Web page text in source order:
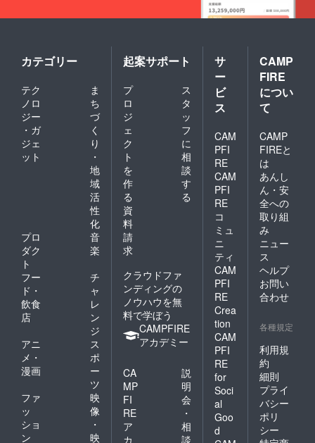
カテゴリー
テク
ノロ
ジー
・ガ
ジェ
ット
ま
ち
づ
く
り
・
地
域
活
性
化
プロ
ダク
ト
音
楽
フー
ド・
飲食
店
チ
ャ
レ
ン
ジ
アニ
メ・
漫画
ス
ポ
ー
ツ
ファ
ッ
ショ
ン
映
像
・
映
起案サポート
プ
ロ
ジ
ェ
ク
ト
を
作
る
ス
タ
ッ
フ
に
相
談
す
る
資
料
請
求
クラウドファ
ンディングの
ノウハウを無
料で学ぼう
CAMPFIRE
アカデミー
CA
MP
FI
RE
ア
カ
説
明
会
・
相
談
サ
ー
ビ
ス
CAM
PFI
RE
CAM
PFI
RE
コ
ミュ
ニ
ティ
CAM
PFI
RE
Crea
tion
CAM
PFI
RE
for
Soci
al
Goo
d
CAMP
FIRE
につい
て
CAMP
FIREと
は
あんし
ん・安
全への
取り組
み
ニュー
ス
ヘルプ
お問い
合わせ
各種規定
利用規
約
細則
プライ
バシー
ポリ
シー